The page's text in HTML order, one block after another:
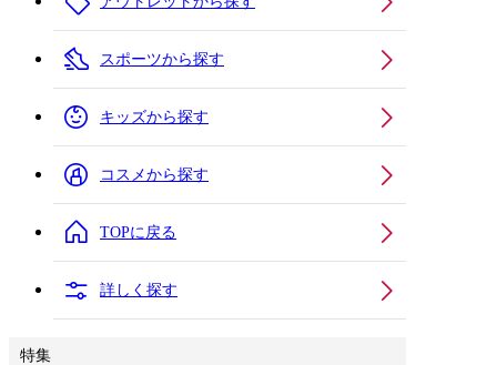
スポーツから探す
キッズから探す
コスメから探す
TOPに戻る
詳しく探す
特集